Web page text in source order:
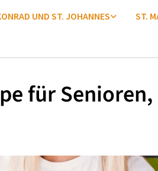
UND ST. JOHANNES ST.
für Senioren,